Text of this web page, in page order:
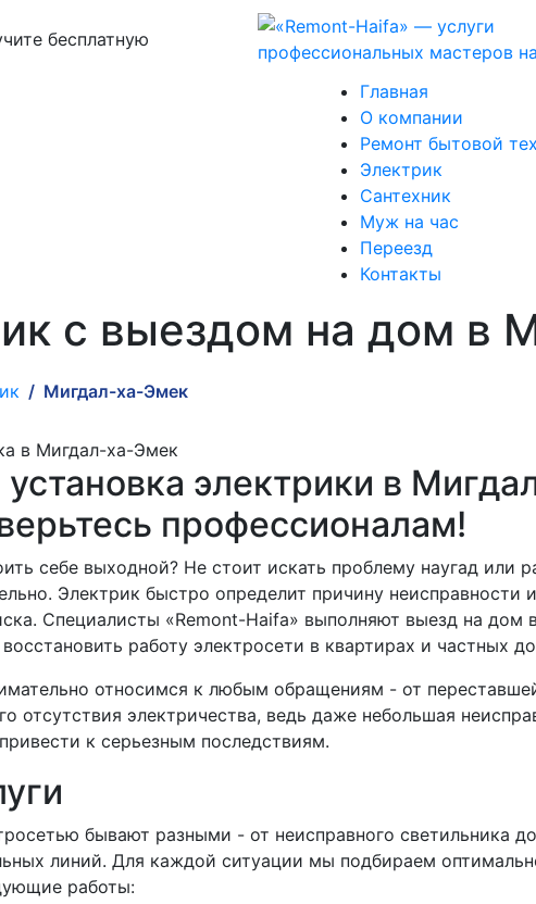
бесплатную
Главная
О компании
Ремонт бытовой
Электрик
Сантехник
Муж на час
Переезд
Контакты
с выездом на дом в
Мигдал-ха-Эмек
электрики в
профессионалам!
себе выходной? Не стоит искать проблему наугад или
Электрик быстро определит причину неисправности
Специалисты «Remont-Haifa» выполняют выезд на дом
работу электросети в квартирах и частных
относимся к любым обращениям - от
отсутствия электричества, ведь даже небольшая
к серьезным последствиям.
бывают разными - от неисправного светильника
линий. Для каждой ситуации мы подбираем
работы: